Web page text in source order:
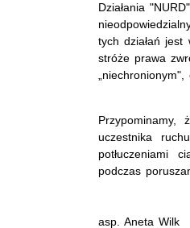
Działania
tych działań jest
stróże prawa
uczestnika
potłuczeniami
podczas
asp. Aneta Wilk